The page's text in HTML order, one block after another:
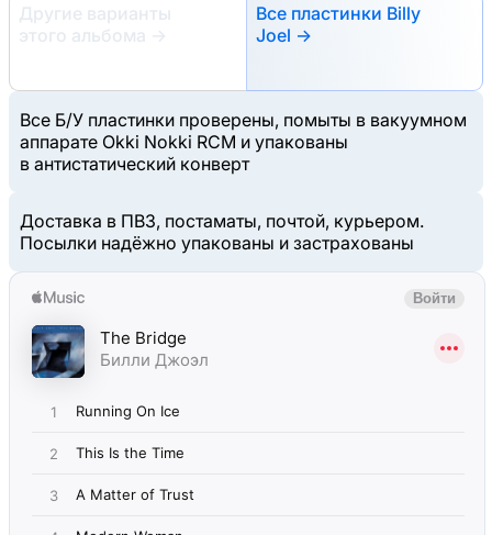
Другие варианты
этого альбома
→
Все пластинки Billy
Joel →
Все Б/У пластинки проверены, помыты в вакуумном
аппарате Okki Nokki RCM и упакованы
в антистатический конверт
Доставка в ПВЗ, постаматы, почтой, курьером.
Посылки надёжно упакованы и застрахованы